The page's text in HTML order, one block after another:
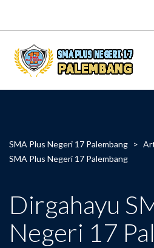
SMA Plus Negeri 17 Palembang >
SMA Plus Negeri 17 Palembang
Dirgahayu
Negeri 17